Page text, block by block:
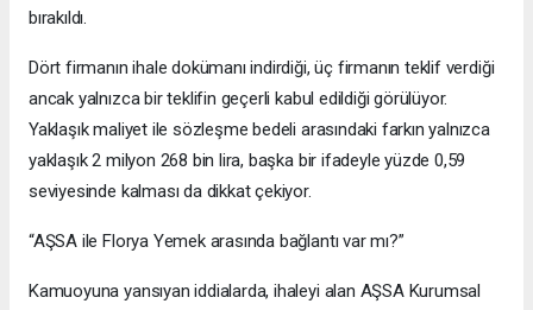
bırakıldı.
Dört firmanın ihale dokümanı indirdiği, üç firmanın teklif verdiği
ancak yalnızca bir teklifin geçerli kabul edildiği görülüyor.
Yaklaşık maliyet ile sözleşme bedeli arasındaki farkın yalnızca
yaklaşık 2 milyon 268 bin lira, başka bir ifadeyle yüzde 0,59
seviyesinde kalması da dikkat çekiyor.
“AŞSA ile Florya Yemek arasında bağlantı var mı?”
Kamuoyuna yansıyan iddialarda, ihaleyi alan AŞSA Kurumsal